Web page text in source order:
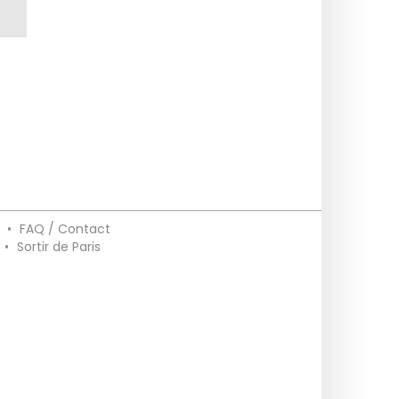
• FAQ / Contact
• Sortir de Paris